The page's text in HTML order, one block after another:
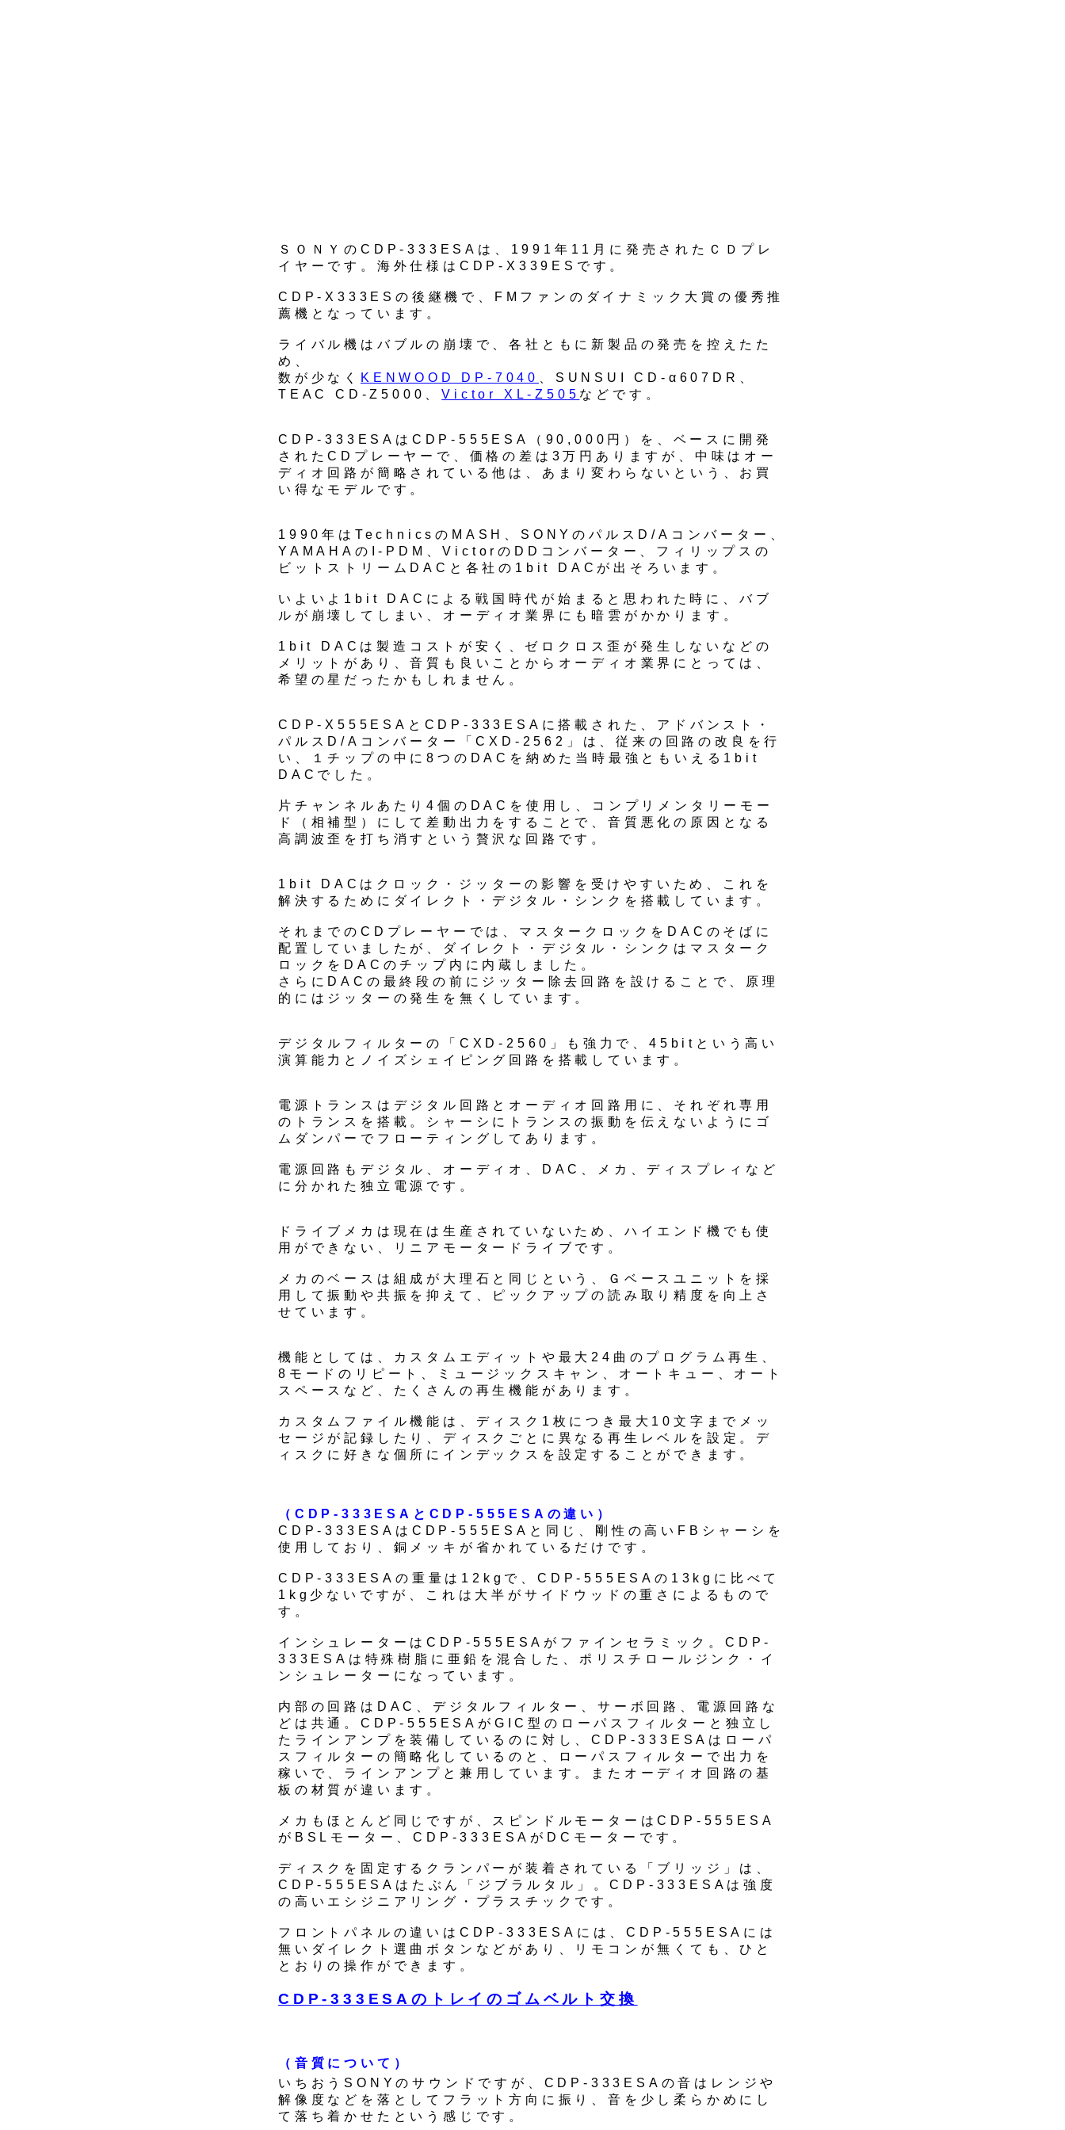
ＳＯＮＹのCDP-333ESAは、1991年11月に発売されたＣＤプレ
イヤーです。海外仕様はCDP-X339ESです。
CDP-X333ESの後継機で、FMファンのダイナミック大賞の優秀推
薦機となっています。
ライバル機はバブルの崩壊で、各社ともに新製品の発売を控えたた
め、
数が少なく
KENWOOD DP-7040
、SUNSUI CD-α607DR、
TEAC CD-Z5000、Victor XL-Z505 などです。
CDP-333ESAはCDP-555ESA（90,000円）を、ベースに開発
されたCDプレーヤーで、価格の差は3万円ありますが、中味はオー
ディオ回路が簡略されている他は、あまり変わらないという、お買
い得なモデルです。
1990年はTechnicsのMASH、SONYのパルスD/Aコンバーター、
YAMAHAのI-PDM、VictorのDDコンバーター、フィリップスの
ビットストリームDACと各社の1bit DACが出そろいます。
いよいよ1bit DACによる戦国時代が始まると思われた時に、バブ
ルが崩壊してしまい、オーディオ業界にも暗雲がかかります。
1bit DACは製造コストが安く、ゼロクロス歪が発生しないなどの
メリットがあり、音質も良いことからオーディオ業界にとっては、
希望の星だったかもしれません。
CDP-X555ESAとCDP-333ESAに搭載された、アドバンスト・
パルスD/Aコンバーター「CXD-2562」は、従来の回路の改良を行
い、１チップの中に8つのDACを納めた当時最強ともいえる1bit
DACでした。
片チャンネルあたり4個のDACを使用し、コンプリメンタリーモー
ド（相補型）にして差動出力をすることで、音質悪化の原因となる
高調波歪を打ち消すという贅沢な回路です。
1bit DACはクロック・ジッターの影響を受けやすいため、これを
解決するためにダイレクト・デジタル・シンクを搭載しています。
それまでのCDプレーヤーでは、マスタークロックをDACのそばに
配置していましたが、ダイレクト・デジタル・シンクはマスターク
ロックをDACのチップ内に内蔵しました。
さらにDACの最終段の前にジッター除去回路を設けることで、原理
的にはジッターの発生を無くしています。
デジタルフィルターの「CXD-2560」も強力で、45bitという高い
演算能力とノイズシェイピング回路を搭載しています。
電源トランスはデジタル回路とオーディオ回路用に、それぞれ専用
のトランスを搭載。シャーシにトランスの振動を伝えないようにゴ
ムダンパーでフローティングしてあります。
電源回路もデジタル、オーディオ、DAC、メカ、ディスプレィなど
に分かれた独立電源です。
ドライブメカは現在は生産されていないため、ハイエンド機でも使
用ができない、リニアモータードライブです。
メカのベースは組成が大理石と同じという、Ｇベースユニットを採
用して振動や共振を抑えて、ピックアップの読み取り精度を向上さ
せています。
機能としては、カスタムエディットや最大24曲のプログラム再生、
8モードのリピート、ミュージックスキャン、オートキュー、オート
スペースなど、たくさんの再生機能があります。
カスタムファイル機能は、ディスク1枚につき最大10文字までメッ
セージが記録したり、ディスクごとに異なる再生レベルを設定。デ
ィスクに好きな個所にインデックスを設定することができます。
（CDP-333ESAとCDP-555ESAの違い）
CDP-333ESAはCDP-555ESAと同じ、剛性の高いFBシャーシを
使用しており、銅メッキが省かれているだけです。
CDP-333ESAの重量は12kgで、CDP-555ESAの13kgに比べて
1kg少ないですが、これは大半がサイドウッドの重さによるもので
す。
インシュレーターはCDP-555ESAがファインセラミック。CDP-
333ESAは特殊樹脂に亜鉛を混合した、ポリスチロールジンク・イ
ンシュレーターになっています。
内部の回路はDAC、デジタルフィルター、サーボ回路、電源回路な
どは共通。CDP-555ESAがGIC型のローパスフィルターと独立し
たラインアンプを装備しているのに対し、CDP-333ESAはローパ
スフィルターの簡略化しているのと、ローパスフィルターで出力を
稼いで、ラインアンプと兼用しています。またオーディオ回路の基
板の材質が違います。
メカもほとんど同じですが、スピンドルモーターはCDP-555ESA
がBSLモーター、CDP-333ESAがDCモーターです。
ディスクを固定するクランパーが装着されている「ブリッジ」は、
CDP-555ESAはたぶん「ジブラルタル」。CDP-333ESAは強度
の高いエシジニアリング・プラスチックです。
フロントパネルの違いはCDP-333ESAには、CDP-555ESAには
無いダイレクト選曲ボタンなどがあり、リモコンが無くても、ひと
とおりの操作ができます。
CDP-333ESAのトレイのゴムベルト交換
（音質について）
いちおうSONYのサウンドですが、CDP-333ESAの音はレンジや
解像度などを落としてフラット方向に振り、音を少し柔らかめにし
て落ち着かせたという感じです。